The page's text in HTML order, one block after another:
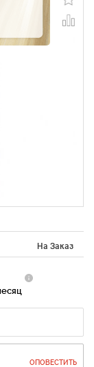
На Заказ
ОПОВЕСТИТЬ